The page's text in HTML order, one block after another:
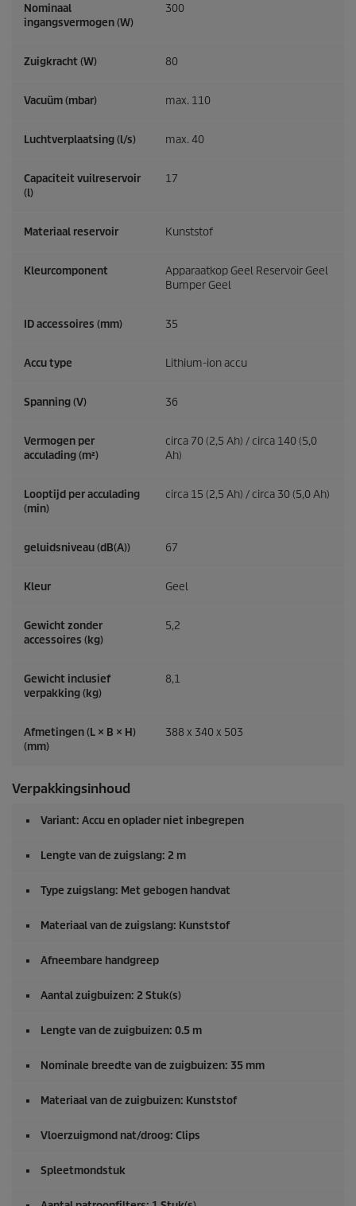
Nominaal
ingangsvermogen (W)
300
Zuigkracht (W) 80
Vacuüm (mbar) max. 110
Luchtverplaatsing (l/s) max. 40
Capaciteit vuilreservoir
(l)
17
Materiaal reservoir Kunststof
Kleurcomponent
Apparaatkop Geel Reservoir Geel
Bumper Geel
ID accessoires (mm) 35
Accu type Lithium-ion accu
Spanning (V) 36
Vermogen per
acculading (m²)
circa 70 (2,5 Ah) / circa 140 (5,0
Ah)
Looptijd per acculading
(min)
circa 15 (2,5 Ah) / circa 30 (5,0 Ah)
geluidsniveau (dB(A)) 67
Kleur Geel
Gewicht zonder
accessoires (kg)
5,2
Gewicht inclusief
verpakking (kg)
8,1
Afmetingen (L × B × H)
(mm)
388 x 340 x 503
Verpakkingsinhoud
Variant: Accu en oplader niet inbegrepen
Lengte van de zuigslang: 2 m
Type zuigslang: Met gebogen handvat
Materiaal van de zuigslang: Kunststof
Afneembare handgreep
Aantal zuigbuizen: 2 Stuk(s)
Lengte van de zuigbuizen: 0.5 m
Nominale breedte van de zuigbuizen: 35 mm
Materiaal van de zuigbuizen: Kunststof
Vloerzuigmond nat/droog: Clips
Spleetmondstuk